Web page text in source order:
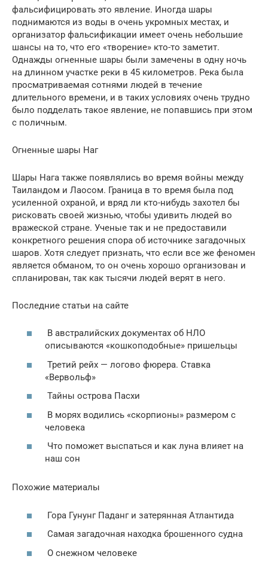
фальсифицировать это явление. Иногда шары
поднимаются из воды в очень укромных местах, и
организатор фальсификации имеет очень небольшие
шансы на то, что его «творение» кто-то заметит.
Однажды огненные шары были замечены в одну ночь
на длинном участке реки в 45 километров. Река была
просматриваемая сотнями людей в течение
длительного времени, и в таких условиях очень трудно
было подделать такое явление, не попавшись при этом
с поличным.
Огненные шары Наг
Шары Нага также появлялись во время войны между
Таиландом и Лаосом. Граница в то время была под
усиленной охраной, и вряд ли кто-нибудь захотел бы
рисковать своей жизнью, чтобы удивить людей во
вражеской стране. Ученые так и не предоставили
конкретного решения спора об источнике загадочных
шаров. Хотя следует признать, что если все же феномен
является обманом, то он очень хорошо организован и
спланирован, так как тысячи людей верят в него.
Последние статьи на сайте
В австралийских документах об НЛО
описываются «кошкоподобные» пришельцы
Третий рейх — логово фюрера. Ставка
«Вервольф»
Тайны острова Пасхи
В морях водились «скорпионы» размером с
человека
Что поможет выспаться и как луна влияет на
наш сон
Похожие материалы
Гора Гунунг Паданг и затерянная Атлантида
Самая загадочная находка брошенного судна
О снежном человеке